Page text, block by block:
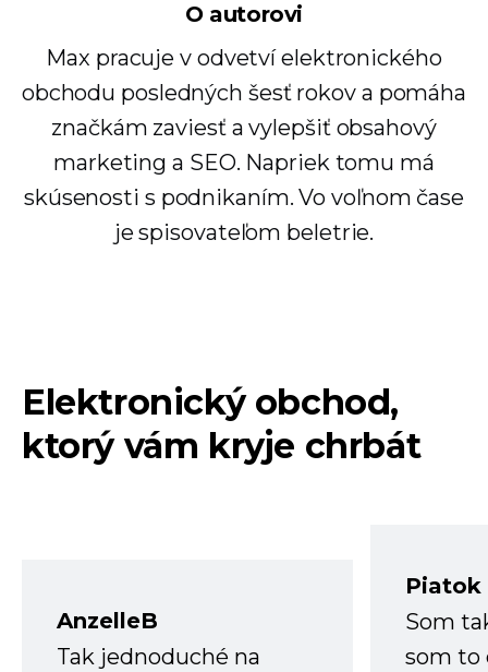
O autorovi
Max pracuje v odvetví elektronického
obchodu posledných šesť rokov a pomáha
značkám zaviesť a vylepšiť obsahový
marketing a SEO. Napriek tomu má
skúsenosti s podnikaním. Vo voľnom čase
je spisovateľom beletrie.
Elektronický obchod,
ktorý vám kryje chrbát
AnzelleB
Tak jednoduché na
Piatok
Som
som to